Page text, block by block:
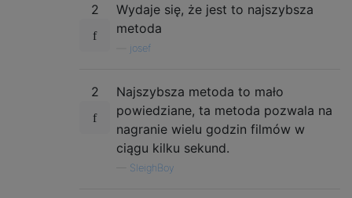
2
Wydaje się, że jest to najszybsza
metoda
josef
2
Najszybsza metoda to mało
powiedziane, ta metoda pozwala na
nagranie wielu godzin filmów w
ciągu kilku sekund.
SleighBoy